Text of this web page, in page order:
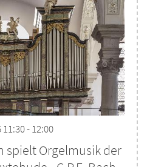
- 12:00
spielt Orgelmusik der